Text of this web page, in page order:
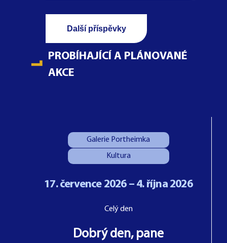
Další příspěvky
PROBÍHAJÍCÍ A PLÁNOVANÉ
AKCE
Galerie Portheimka
Kultura
17. července 2026 – 4. října 2026
Celý den
Dobrý den, pane